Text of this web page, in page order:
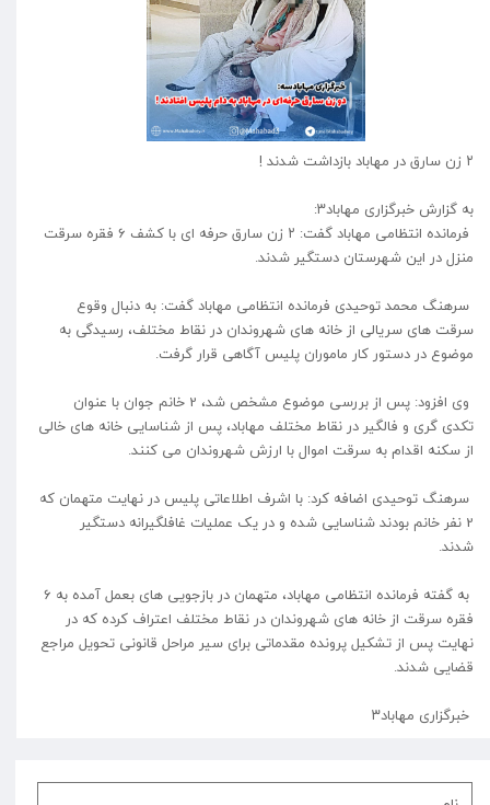
۲ زن سارق در مهاباد بازداشت شدند !
به گزارش خبرگزاری مهاباد۳:
فرمانده انتظامی مهاباد گفت: ۲ زن سارق حرفه ای با کشف 6 فقره سرقت
منزل در این شهرستان دستگیر شدند.
سرهنگ محمد توحیدی فرمانده انتظامی مهاباد گفت: به دنبال وقوع
سرقت های سریالی از خانه های شهروندان در نقاط مختلف، رسیدگی به
موضوع در دستور کار ماموران پلیس آگاهی قرار گرفت.
وی افزود: پس از بررسی موضوع مشخص شد، 2 خانم جوان با عنوان
تکدی گری و فالگیر در نقاط مختلف مهاباد، پس از شناسایی خانه های خالی
از سکنه اقدام به سرقت اموال با ارزش شهروندان می کنند.
سرهنگ توحیدی اضافه کرد: با اشرف اطلاعاتی پلیس در نهایت متهمان که
2 نفر خانم بودند شناسایی شده و در یک عملیات غافلگیرانه دستگیر
شدند.
به گفته فرمانده انتظامی مهاباد، متهمان در بازجویی های بعمل آمده به 6
فقره سرقت از خانه های شهروندان در نقاط مختلف اعتراف کرده که در
نهایت پس از تشکیل پرونده مقدماتی برای سیر مراحل قانونی تحویل مراجع
قضایی شدند.
خبرگزاری مهاباد۳